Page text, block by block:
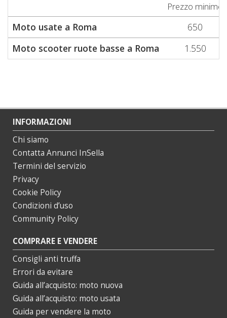
Prezzo minimo
Moto usate a Roma
650
Moto scooter ruote basse a Roma
1.550
INFORMAZIONI
Chi siamo
Contatta Annunci InSella
Termini del servizio
Privacy
Cookie Policy
Condizioni d’uso
Community Policy
COMPRARE E VENDERE
Consigli anti truffa
Errori da evitare
Guida all’acquisto: moto nuova
Guida all’acquisto: moto usata
Guida per vendere la moto